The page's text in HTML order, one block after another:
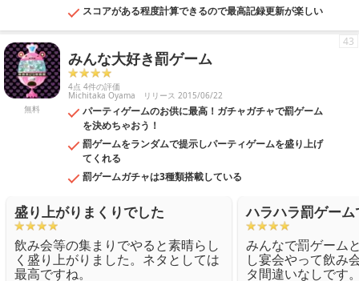
スコアがある程度計算できるので最高記録更新が楽しい
無料
みんな大好き罰ゲーム
4点 4件の評価
Michitaka Oyama リリース 2015/06/22
パーティゲームのお供に最高！ガチャガチャで罰ゲーム
を決めちゃおう！
罰ゲームをランダムで提示しパーティゲームを盛り上げ
てくれる
罰ゲームガチャは3種類搭載している
43
盛り上がりまくりでした
飲み会等の集まりでやると素晴らし
く盛り上がりました。ネタとしては
最高ですね。
ハラハラ罰ゲーム
みんなで罰ゲーム
し宴会やって飲み
タ間違いなしです